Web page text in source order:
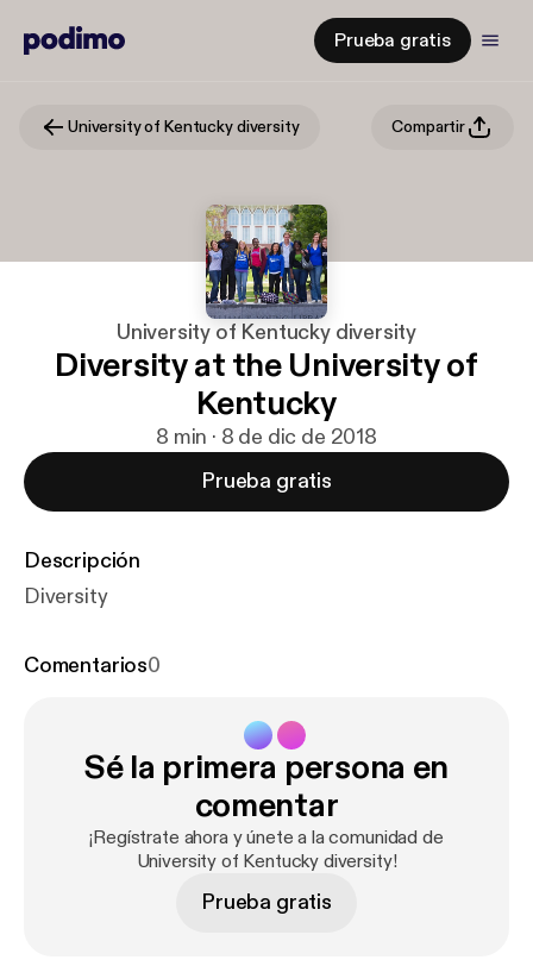
Prueba gratis
University of Kentucky diversity Compartir
University of Kentucky diversity
Diversity at the University of
Kentucky
8 min · 8 de dic de 2018
Prueba gratis
Descripción
Diversity
Comentarios0
Sé la primera persona en
comentar
¡Regístrate ahora y únete a la comunidad de
University of Kentucky diversity!
Prueba gratis